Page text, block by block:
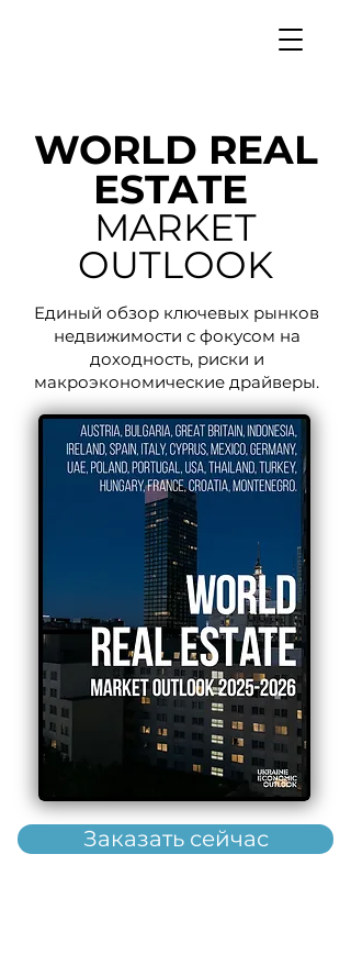
WORLD REAL
ESTATE
MARKET
OUTLOOK
Единый обзор ключевых рынков
недвижимости с фокусом на
доходность, риски и
макроэкономические драйверы.
Заказать сейчас